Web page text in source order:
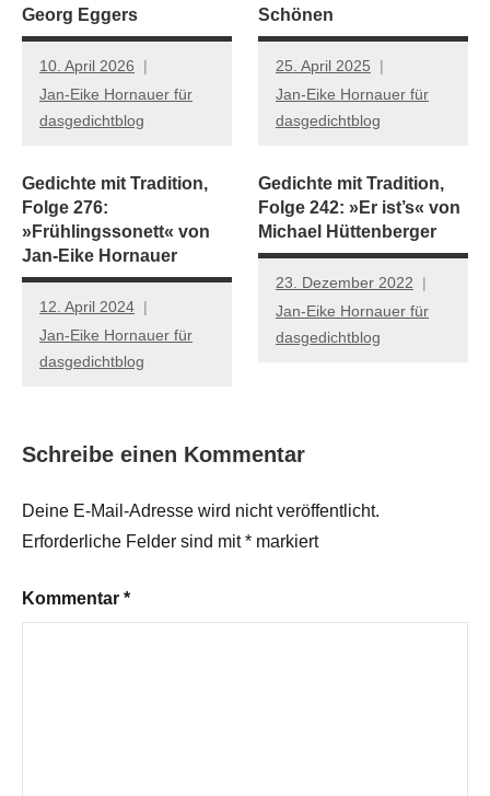
Georg Eggers
10. April 2026
Jan-Eike Hornauer für
dasgedichtblog
Schönen
25. April 2025
Jan-Eike Hornauer für
dasgedichtblog
Gedichte mit Tradition,
Folge 276:
»Frühlingssonett« von
Jan-Eike Hornauer
12. April 2024
Jan-Eike Hornauer für
dasgedichtblog
Gedichte mit Tradition,
Folge 242: »Er ist’s« von
Michael Hüttenberger
23. Dezember 2022
Jan-Eike Hornauer für
dasgedichtblog
Schreibe einen Kommentar
Deine E-Mail-Adresse wird nicht veröffentlicht.
Erforderliche Felder sind mit* markiert
Kommentar *